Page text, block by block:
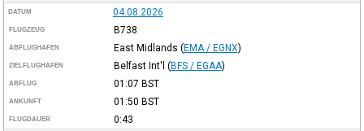
DATUM 04.08.2026
FLUGZEUG B738
ABFLUGHAFEN East Midlands (EMA / EGNX)
ZIELFLUGHAFEN Belfast Int'l (BFS / EGAA)
ABFLUG 01:07 BST
ANKUNFT 01:50 BST
FLUGDAUER 0:43